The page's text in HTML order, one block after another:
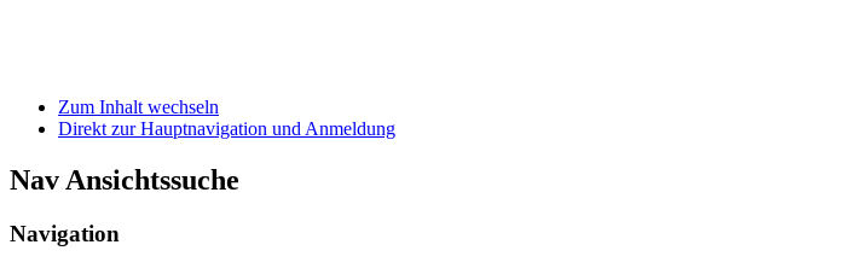
Zum Inhalt wechseln
Direkt zur Hauptnavigation und Anmeldung
Nav Ansichtssuche
Navigation